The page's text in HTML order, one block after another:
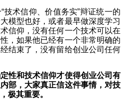
技术信仰、价值务实”辩证统一的
模型也好，或者最早做深度学习
信仰，没有任何一个技术可以在
，如果他已经有一个非常明确的
结束了，没有留给创业公司任何
性和技术信仰才使得创业公司有
部，大家真正信这件事情，对技
极其重要。